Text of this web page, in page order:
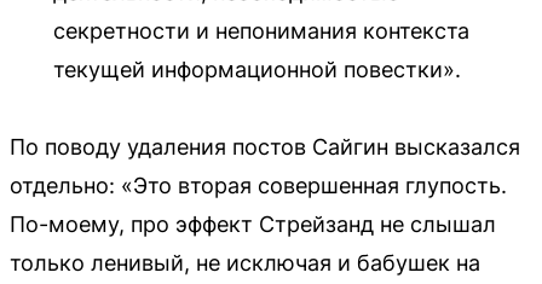
секретности и непонимания контекста
текущей информационной повестки».
По поводу удаления постов Сайгин высказался
отдельно: «Это вторая совершенная глупость.
По-моему, про эффект Стрейзанд не слышал
только ленивый, не исключая и бабушек на